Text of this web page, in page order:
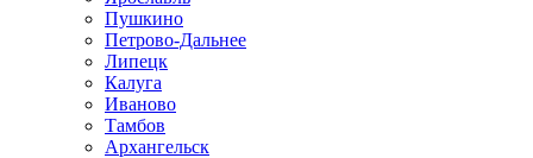
Пушкино
Петрово-Дальнее
Липецк
Калуга
Иваново
Тамбов
Архангельск